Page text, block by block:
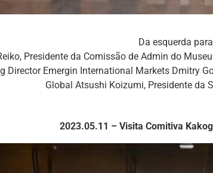
Da esquerda
Presidente da Comissão de Admin do
Director Emergin International Markets Dmitry
Global Atsushi Koizumi, Presidente da
2023.05.11 – Visita Comitiva